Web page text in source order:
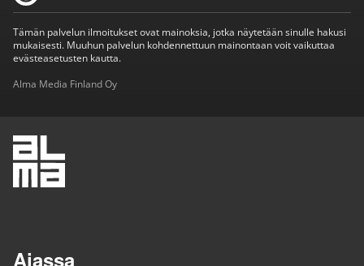
Tämän palvelun ilmoitukset ovat mainoksia, jotka näytetään sinulle hakusi
mukaisesti. Muuhun palvelun kohdennettuun mainontaan voit vaikuttaa
evästeasetusten kautta.
Alma Media Finland Oy